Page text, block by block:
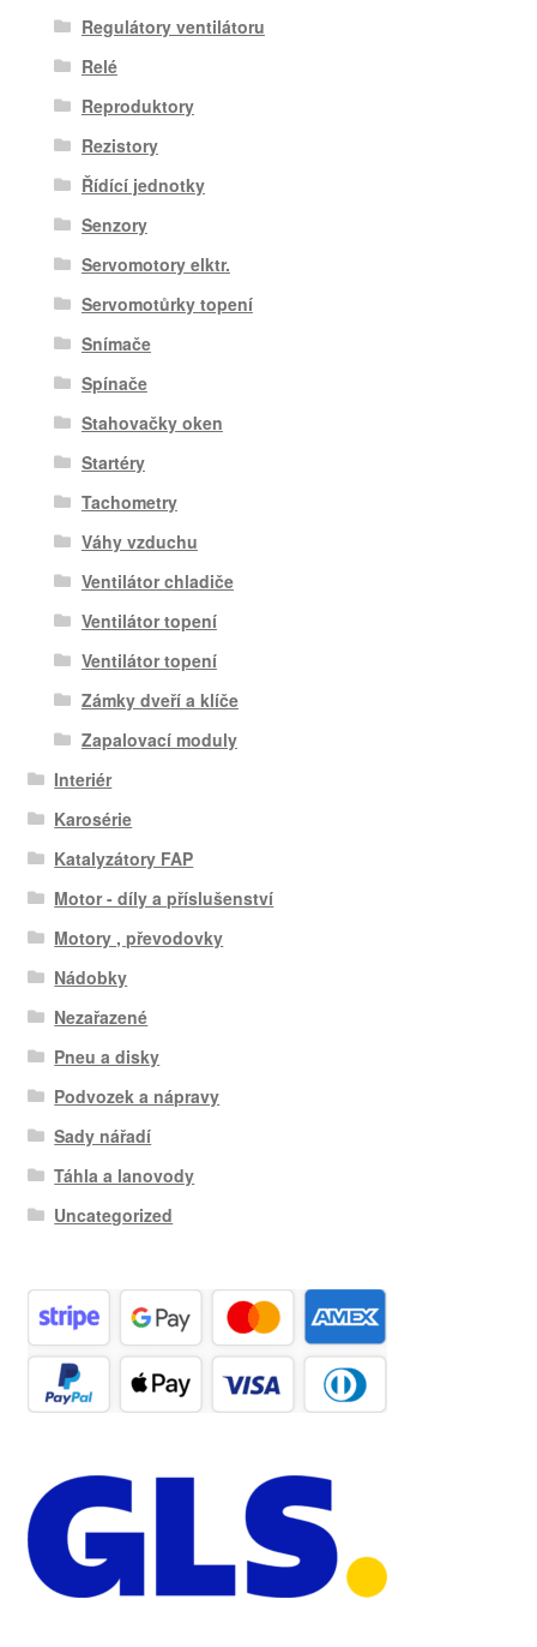
Regulátory ventilátoru
Relé
Reproduktory
Rezistory
Řídící jednotky
Senzory
Servomotory elktr.
Servomotůrky topení
Snímače
Spínače
Stahovačky oken
Startéry
Tachometry
Váhy vzduchu
Ventilátor chladiče
Ventilátor topení
Ventilátor topení
Zámky dveří a klíče
Zapalovací moduly
Interiér
Karosérie
Katalyzátory FAP
Motor - díly a příslušenství
Motory , převodovky
Nádobky
Nezařazené
Pneu a disky
Podvozek a nápravy
Sady nářadí
Táhla a lanovody
Uncategorized